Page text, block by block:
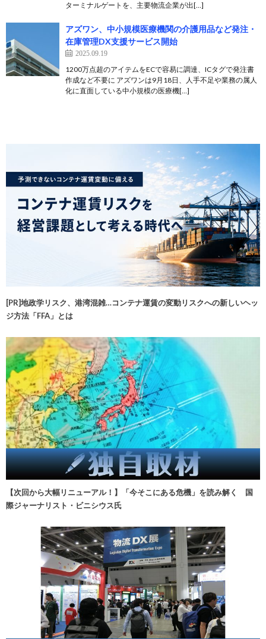
ターミナルゲートを、主要物流企業が出[…]
アズワン、中小規模医療機関の介護用品など発注・
在庫管理DX支援サービス開始
2025.09.19
1200万点超のアイテムをECで容易に調達、ICタグで発注書
作成など不要に アズワンは9月18日、人手不足や業務の属人
化に直面している中小規模の医療機[…]
[PR]地政学リスク、港湾混雑…コンテナ運賃の変動リスクへの新しいヘッ
ジ方法「FFA」とは
【次回から大幅リニューアル！】「今そこにある危機」を読み解く 国
際ジャーナリスト・ビニシウス氏